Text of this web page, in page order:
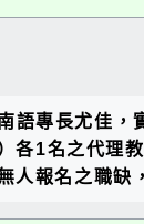
專長尤佳，
各1名之代理
報名之職缺